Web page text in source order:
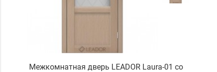
Межкомнатная дверь LEADOR Laura-01 со